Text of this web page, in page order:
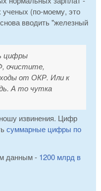
ученых (по-моему, это
вводить "железный
цифры
очистите,
от ОКР. Или к
А то чутка
извинения. Цифр
суммарные цифры по
данным - 1200 млрд в